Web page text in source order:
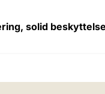
solid